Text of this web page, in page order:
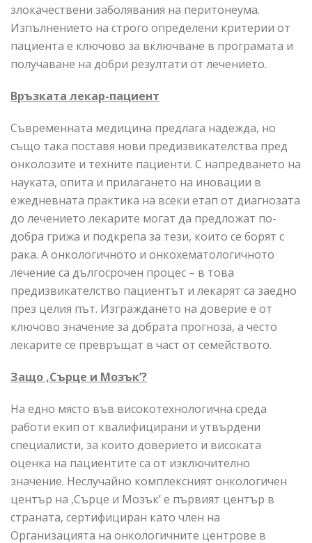
злокачествени заболявания на перитонеума.
Изпълнението на строго определени критерии от
пациента е ключово за включване в програмата и
получаване на добри резултати от лечението.
Връзката лекар-пациент
Съвременната медицина предлага надежда, но
също така поставя нови предизвикателства пред
онколозите и техните пациенти. С напредването на
науката, опита и прилагането на иновации в
ежедневната практика на всеки етап от диагнозата
до лечението лекарите могат да предложат по-
добра грижа и подкрепа за тези, които се борят с
рака. А онкологичното и онкохематологичното
лечение са дългосрочен процес – в това
предизвикателство пациентът и лекарят са заедно
през целия път. Изграждането на доверие е от
ключово значение за добрата прогноза, а често
лекарите се превръщат в част от семейството.
Защо ,Сърце и Мозък’?
На едно място във високотехнологична среда
работи екип от квалифицирани и утвърдени
специалисти, за които доверието и високата
оценка на пациентите са от изключително
значение. Неслучайно комплексният онкологичен
център на ,Сърце и Мозък’ е първият център в
страната, сертифициран като член на
Организацията на онкологичните центрове в